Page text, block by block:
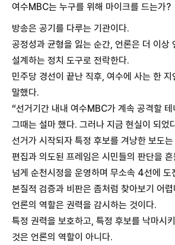
여수MBC는 누구를 위해 마이크를 드는가?
방송은 공기를 다루는 기관이다.
공정성과 균형을 잃는 순간, 언론은 더 이상
설계하는 정치 도구로 전락한다.
민주당 경선이 끝난 직후, 여수에 사는 한 지
말했다.
“선거기간 내내 여수MBC가 계속 공격할
그때는 설마 했다. 그러나 지금 현실이 되었
선거가 시작되자 특정 후보를 겨냥한 보도
편집과 의도된 프레임은 시민들의 판단을
넘게 순천시정을 운영하며 무소속 4선에 도
본질적 검증과 비판은 좀처럼 찾아보기 어렵
언론의 역할은 권력을 감시하는 것이다.
특정 권력을 보호하고, 특정 후보를 낙마시
것은 언론의 역할이 아니다.